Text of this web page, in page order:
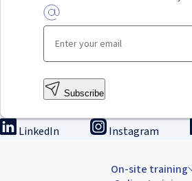
Subscribe
LinkedIn Instagram
On-site training